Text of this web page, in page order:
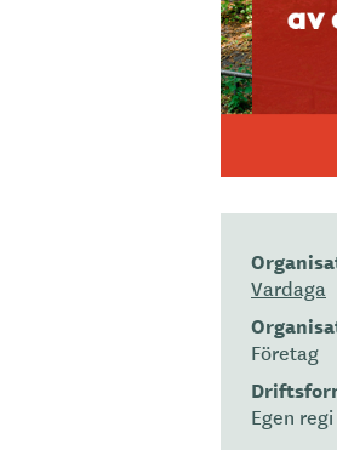
Vardaga
Företag
Egen regi